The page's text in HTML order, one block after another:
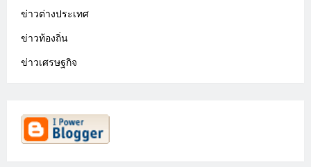
ข่าวต่างประเทศ
ข่าวท้องถิ่น
ข่าวเศรษฐกิจ